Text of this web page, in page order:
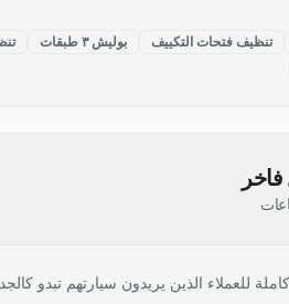
تنظيف فتحات التكييف بوليش ٣ طبقات
للعملاء الذين يريدون سيارتهم تبدو